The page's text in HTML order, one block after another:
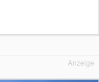
Anzeige